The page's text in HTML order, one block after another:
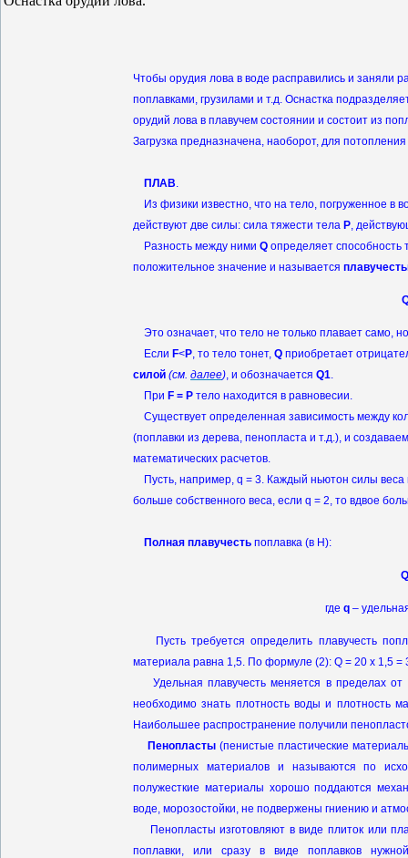
Чтобы орудия лова в воде расправились и заняли
поплавками, грузилами и т.д. Оснастка
орудий лова в плавучем состоянии и состоит из
Загрузка предназначена, наоборот, для
ПЛАВ.
Из физики известно, что на тело, погруженное в
действуют две силы: сила тяжести тела Р,
Разность между ними Q определяет способность
положительное значение и называется
Это означает, что тело не только плавает само,
Если F<P, то тело тонет, Q приобретает
силой (см. далее), и обозначается Q1.
При F = P тело находится в равновесии.
Существует определенная зависимость между
(поплавки из дерева, пенопласта и т.д.), и
математических расчетов.
Пусть, например, q = 3. Каждый ньютон силы веса
больше собственного веса, если q = 2, то вдвое
Полная плавучесть поплавка (в Н):
где q –
Пусть требуется определить плавучесть
материала равна 1,5. По формуле (2): Q = 20 х 1,5 =
Удельная плавучесть меняется в пределах
необходимо знать плотность воды и плотность
Наибольшее распространение получили
Пенопласты(пенистые пластические
полимерных материалов и называются по
полужесткие материалы хорошо поддаются
воде, морозостойки, не подвержены гниению и
Пенопласты изготовляют в виде плиток или
поплавки, или сразу в виде поплавков